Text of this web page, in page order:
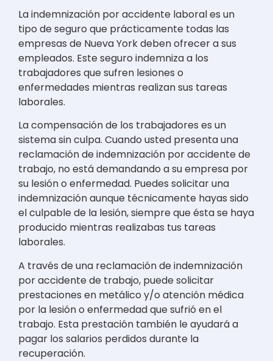
La indemnización por accidente laboral es un
tipo de seguro que prácticamente todas las
empresas de Nueva York deben ofrecer a sus
empleados. Este seguro indemniza a los
trabajadores que sufren lesiones o
enfermedades mientras realizan sus tareas
laborales.
La compensación de los trabajadores es un
sistema sin culpa. Cuando usted presenta una
reclamación de indemnización por accidente de
trabajo, no está demandando a su empresa por
su lesión o enfermedad. Puedes solicitar una
indemnización aunque técnicamente hayas sido
el culpable de la lesión, siempre que ésta se haya
producido mientras realizabas tus tareas
laborales.
A través de una reclamación de indemnización
por accidente de trabajo, puede solicitar
prestaciones en metálico y/o atención médica
por la lesión o enfermedad que sufrió en el
trabajo. Esta prestación también le ayudará a
pagar los salarios perdidos durante la
recuperación.